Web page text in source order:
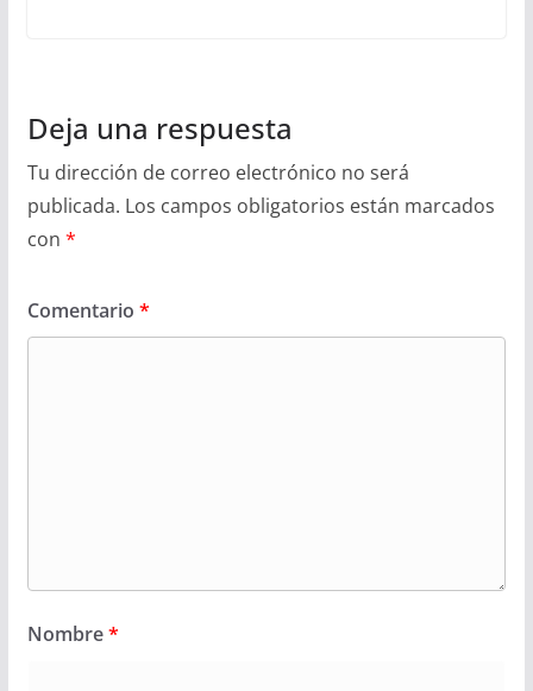
Deja una respuesta
Tu dirección de correo electrónico no será
publicada. Los campos obligatorios están marcados
con *
Comentario *
Nombre*